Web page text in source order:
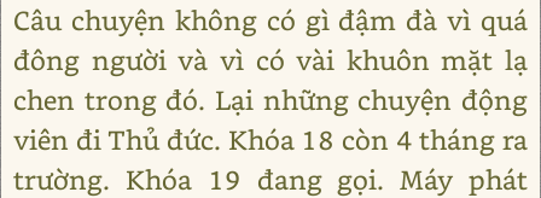
Câu chuyện không có gì đậm đà vì quá
đông người và vì có vài khuôn mặt lạ
chen trong đó. Lại những chuyện động
viên đi Thủ đức. Khóa 18 còn 4 tháng ra
trường. Khóa 19 đang gọi. Máy phát